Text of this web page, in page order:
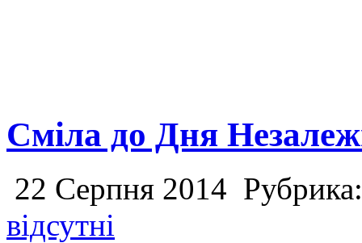
Сміла до Дня
22 Серпня 2014
відсутні